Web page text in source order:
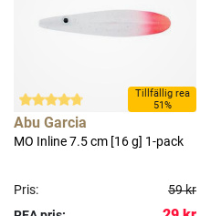
Tillfällig rea
51%
Abu Garcia
MO Inline 7.5 cm [16 g] 1-pack
Pris:
59 kr